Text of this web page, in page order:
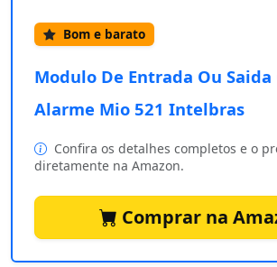
Bom e barato
Modulo De Entrada Ou
Alarme Mio 521 Intelbras
Confira os detalhes completos e o
diretamente na Amazon.
Comprar na